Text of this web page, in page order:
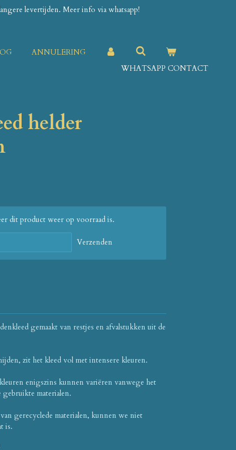
levertijden. Meer info via whatsapp!
ANNULERING
WHATSAPP CONTACT
helder
dit product weer op voorraad is.
Verzenden
gemaakt van restjes en afvalstukken uit de
zit het kleed vol met intensere kleuren.
enigszins kunnen variëren vanwege het
gebruikte materialen.
gerecyclede materialen, kunnen we niet
is.